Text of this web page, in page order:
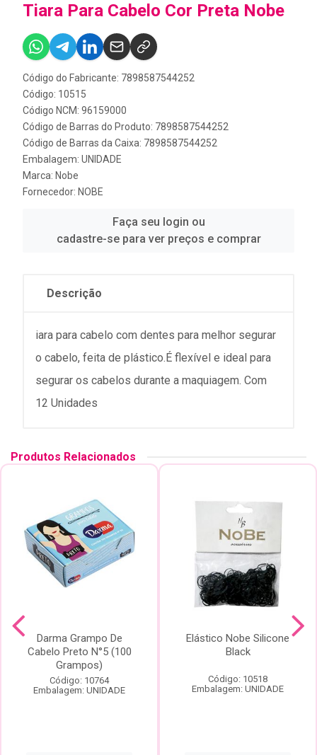
Tiara Para Cabelo Cor Preta Nobe
Código do Fabricante: 7898587544252
Código: 10515
Código NCM: 96159000
Código de Barras do Produto: 7898587544252
Código de Barras da Caixa: 7898587544252
Embalagem: UNIDADE
Marca: Nobe
Fornecedor: NOBE
Faça seu login ou
cadastre-se para ver preços e comprar
Descrição
iara para cabelo com dentes para melhor segurar
o cabelo, feita de plástico.É flexível e ideal para
segurar os cabelos durante a maquiagem. Com
12 Unidades
Produtos Relacionados
Darma Grampo De
Cabelo Preto N°5 (100
Grampos)
Código: 10764
Embalagem: UNIDADE
Elástico Nobe Silicone
Black
Código: 10518
Embalagem: UNIDADE